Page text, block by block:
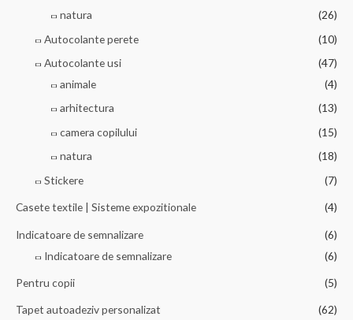
natura
(26)
Autocolante perete
(10)
Autocolante usi
(47)
animale
(4)
arhitectura
(13)
camera copilului
(15)
natura
(18)
Stickere
(7)
Casete textile | Sisteme expozitionale (4)
Indicatoare de semnalizare
(6)
Indicatoare de semnalizare
(6)
Pentru copii (5)
Tapet autoadeziv personalizat
(62)